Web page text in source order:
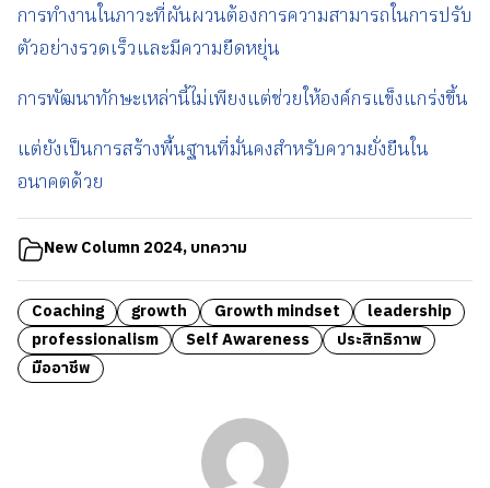
การทำงานในภาวะที่ผันผวนต้องการความสามารถในการปรับ
ตัวอย่างรวดเร็วและมีความยืดหยุ่น
การพัฒนาทักษะเหล่านี้ไม่เพียงแต่ช่วยให้องค์กรแข็งแกร่งขึ้น
แต่ยังเป็นการสร้างพื้นฐานที่มั่นคงสำหรับความยั่งยืนใน
อนาคตด้วย
New Column 2024,บทความ
Coaching growth Growth mindset
leadership
professionalism
Self Awareness
ประสิทธิภาพ
มืออาชีพ